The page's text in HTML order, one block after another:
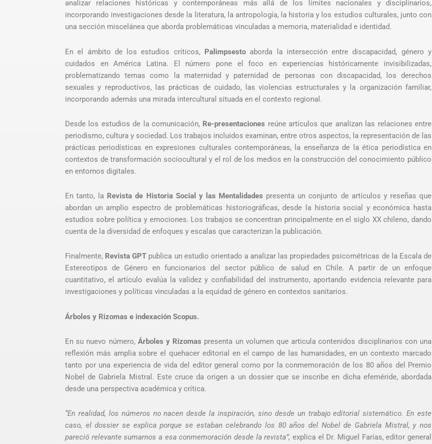
analizar relaciones históricas y contemporáneas más allá de los límites nacionales y disciplinarios,
incorporando investigaciones desde la literatura, la antropología, la historia y los estudios culturales, junto con
una sección miscelánea que aborda problemáticas vinculadas a memoria, materialidad e identidad.
En el ámbito de los estudios críticos, Palimpsesto aborda la intersección entre discapacidad, género y
cuidados en América Latina. El número pone el foco en experiencias históricamente invisibilizadas,
problematizando temas como la maternidad y paternidad de personas con discapacidad, los derechos
sexuales y reproductivos, las prácticas de cuidado, las violencias estructurales y la organización familiar,
incorporando además una mirada intercultural situada en el contexto regional.
Desde los estudios de la comunicación, Re-presentaciones reúne artículos que analizan las relaciones entre
periodismo, cultura y sociedad. Los trabajos incluidos examinan, entre otros aspectos, la representación de las
prácticas periodísticas en expresiones culturales contemporáneas, la enseñanza de la ética periodística en
contextos de transformación sociocultural y el rol de los medios en la construcción del conocimiento público
en entornos digitales.
En tanto, la Revista de Historia Social y las Mentalidades presenta un conjunto de artículos y reseñas que
abordan un amplio espectro de problemáticas historiográficas, desde la historia social y económica hasta
estudios sobre política y emociones. Los trabajos se concentran principalmente en el siglo XX chileno, dando
cuenta de la diversidad de enfoques y escalas que caracterizan la publicación.
Finalmente, Revista GPT publica un estudio orientado a analizar las propiedades psicométricas de la Escala de
Estereotipos de Género en funcionarios del sector público de salud en Chile. A partir de un enfoque
cuantitativo, el artículo evalúa la validez y confiabilidad del instrumento, aportando evidencia relevante para
investigaciones y políticas vinculadas a la equidad de género en contextos sanitarios.
Árboles y Rizomas e indexación Scopus.
En su nuevo número, Árboles y Rizomas presenta un volumen que articula contenidos disciplinarios con una
reflexión más amplia sobre el quehacer editorial en el campo de las humanidades, en un contexto marcado
tanto por una experiencia de vida del editor general como por la conmemoración de los 80 años del Premio
Nobel de Gabriela Mistral. Este cruce da origen a un dossier que se inscribe en dicha efeméride, abordada
desde una perspectiva académica y crítica.
“En realidad, los números no nacen desde la inspiración, sino desde un trabajo editorial sistemático. En este
caso, el dossier se explica porque se estaban celebrando los 80 años del Nobel de Gabriela Mistral, y nos
pareció relevante sumarnos a esa conmemoración desde la revista”, explica el Dr. Miguel Farías, editor general